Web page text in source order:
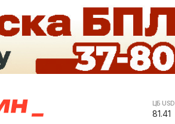
ЦБ USD
81.41